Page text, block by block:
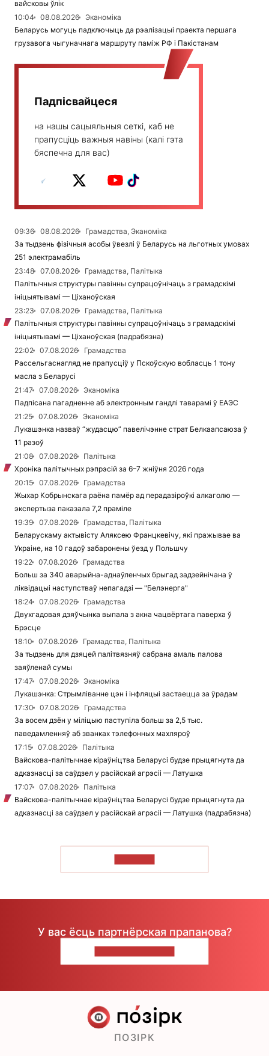
вайсковы ўлік
10:04
08.08.2026
Эканоміка
Беларусь могуць падключыць да рэалізацыі праекта першага
грузавога чыгуначнага маршруту паміж РФ і Пакістанам
Падпісвайцеся
на нашы сацыяльныя сеткі, каб не
прапусціць важныя навіны (калі гэта
бяспечна для вас)
09:36 08.08.2026
Грамадства, Эканоміка
За тыдзень фізічныя асобы ўвезлі ў Беларусь на льготных умовах
251 электрамабіль
23:48
07.08.2026
Грамадства, Палітыка
Палітычныя структуры павінны супрацоўнічаць з грамадскімі
ініцыятывамі — Ціханоўская
23:23
07.08.2026
Грамадства, Палітыка
Палітычныя структуры павінны супрацоўнічаць з грамадскімі
ініцыятывамі — Ціханоўская (падрабязна)
22:02
07.08.2026
Грамадства
Рассельгаснагляд не прапусціў у Пскоўскую вобласць 1 тону
масла з Беларусі
21:47
07.08.2026
Эканоміка
Падпісана пагадненне аб электронным гандлі таварамі ў ЕАЭС
21:25
07.08.2026
Эканоміка
Лукашэнка назваў “жудасцю” павелічэнне страт Белкаапсаюза ў
11 разоў
21:08
07.08.2026
Палітыка
Хроніка палітычных рэпрэсій за 6–7 жніўня 2026 года
20:15
07.08.2026
Грамадства
Жыхар Кобрынскага раёна памёр ад перадазіроўкі алкаголю —
экспертыза паказала 7,2 праміле
19:39
07.08.2026
Грамадства, Палітыка
Беларускаму актывісту Аляксею Францкевічу, які пражывае ва
Украіне, на 10 гадоў забаронены ўезд у Польшчу
19:22
07.08.2026
Грамадства
Больш за 340 аварыйна-аднаўленчых брыгад задзейнічана ў
ліквідацыі наступстваў непагадзі — "Белэнерга"
18:24
07.08.2026
Грамадства
Двухгадовая дзяўчынка выпала з акна чацвёртага паверха ў
Брэсце
18:10
07.08.2026
Грамадства, Палітыка
За тыдзень для дзяцей палітвязняў сабрана амаль палова
заяўленай сумы
17:47
07.08.2026
Эканоміка
Лукашэнка: Стрымліванне цэн і інфляцыі застаецца за ўрадам
17:30
07.08.2026
Грамадства
За восем дзён у міліцыю паступіла больш за 2,5 тыс.
паведамленняў аб званках тэлефонных махляроў
17:15
07.08.2026
Палітыка
Вайскова-палітычнае кіраўніцтва Беларусі будзе прыцягнута да
адказнасці за саўдзел у расійскай агрэсіі — Латушка
17:07
07.08.2026
Палітыка
Вайскова-палітычнае кіраўніцтва Беларусі будзе прыцягнута да
адказнасці за саўдзел у расійскай агрэсіі — Латушка (падрабязна)
У вас ёсць партнёрская прапанова?
ПОЗІРК